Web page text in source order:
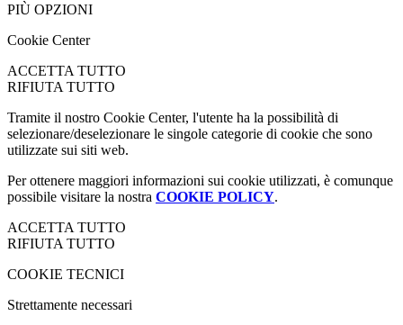
PIÙ OPZIONI
Cookie Center
RIFIUTA TUTTO
Tramite il nostro Cookie Center, l'utente ha la possibilità di
utilizzate sui siti web.
Per ottenere maggiori informazioni sui cookie utilizzati, è comunque
possibile visitare la nostra
RIFIUTA TUTTO
COOKIE TECNICI